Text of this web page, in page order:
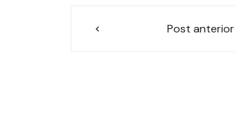
NavegaçãoPost anterior